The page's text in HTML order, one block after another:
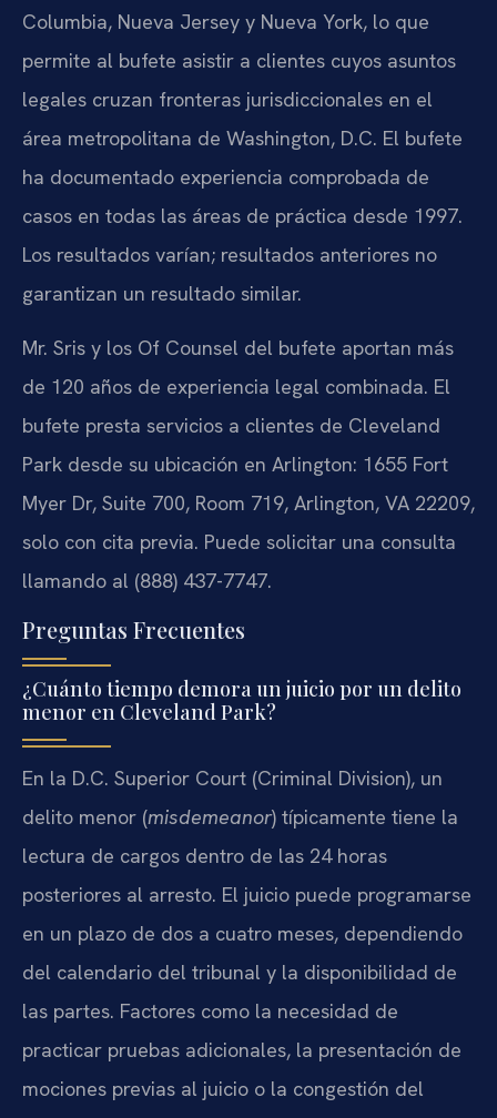
Columbia, Nueva Jersey y Nueva York, lo que
permite al bufete asistir a clientes cuyos asuntos
legales cruzan fronteras jurisdiccionales en el
área metropolitana de Washington, D.C. El bufete
ha documentado experiencia comprobada de
casos en todas las áreas de práctica desde 1997.
Los resultados varían; resultados anteriores no
garantizan un resultado similar.
Mr. Sris y los Of Counsel del bufete aportan más
de 120 años de experiencia legal combinada. El
bufete presta servicios a clientes de Cleveland
Park desde su ubicación en Arlington: 1655 Fort
Myer Dr, Suite 700, Room 719, Arlington, VA 22209,
solo con cita previa. Puede solicitar una consulta
llamando al (888) 437-7747.
Preguntas Frecuentes
¿Cuánto tiempo demora un juicio por un delito
menor en Cleveland Park?
En la D.C. Superior Court (Criminal Division), un
delito menor (misdemeanor) típicamente tiene la
lectura de cargos dentro de las 24 horas
posteriores al arresto. El juicio puede programarse
en un plazo de dos a cuatro meses, dependiendo
del calendario del tribunal y la disponibilidad de
las partes. Factores como la necesidad de
practicar pruebas adicionales, la presentación de
mociones previas al juicio o la congestión del